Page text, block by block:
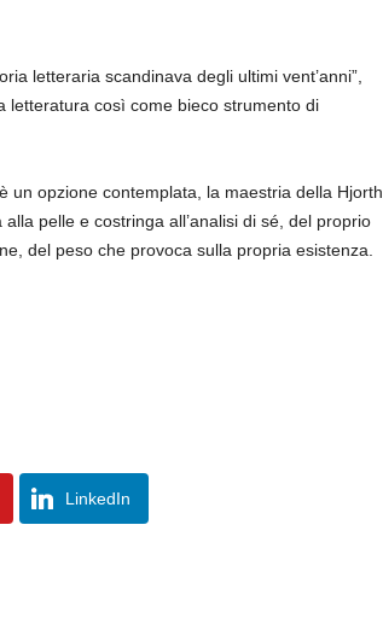
letteraria scandinava degli ultimi vent’anni”,
letteratura così come bieco strumento di
un opzione contemplata, la maestria della Hjorth
pelle e costringa all’analisi di sé, del proprio
del peso che provoca sulla propria esistenza.
LinkedIn